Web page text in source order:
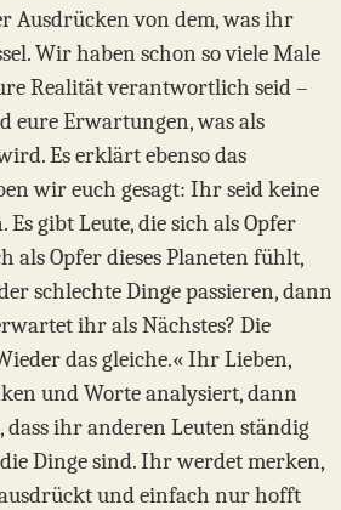
Ausdrücken von dem, was ihr
Wir haben schon so viele Male
Realität verantwortlich seid –
eure Erwartungen, was als
Es erklärt ebenso das
wir euch gesagt: Ihr seid keine
Es gibt Leute, die sich als Opfer
als Opfer dieses Planeten fühlt,
schlechte Dinge passieren, dann
ihr als Nächstes? Die
das gleiche.« Ihr Lieben,
und Worte analysiert, dann
ihr anderen Leuten ständig
Dinge sind. Ihr werdet merken,
und einfach nur hofft